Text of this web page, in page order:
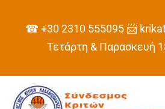
☎ +30 2310 555095 📨
Τετάρτη & Παρασκευή